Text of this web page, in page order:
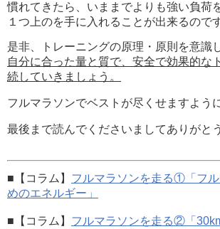
慣れてきたら、いままでよりも強い負荷
１つ上のを手に入れることが出来るのです
是非、トレーニングの原理・原則を意識
自分に合った量と質で、安全で効果的な
続していきましょう。
フルマラソンでベストが尽くせますように
最後まで読んでくださいましてありがと
■【コラム】 フルマラソンを走る①「フ
めのエネルギー」
■【コラム】 フルマラソンを走る②「